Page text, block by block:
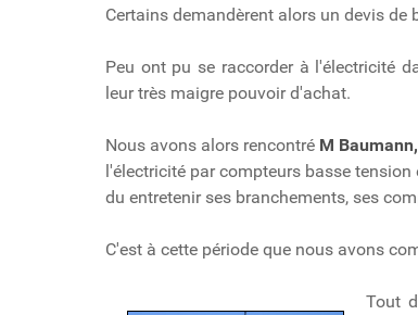
Certains demandèrent alors un devis
Peu ont pu se raccorder à l'électricité
leur très maigre pouvoir d'achat.
Nous avons alors rencontré M
l'électricité par compteurs basse
du entretenir ses branchements, ses
C'est à cette période que nous avons
Tout